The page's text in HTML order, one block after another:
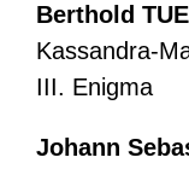
Berthold
Kassandra-
III. Enigma
Johann